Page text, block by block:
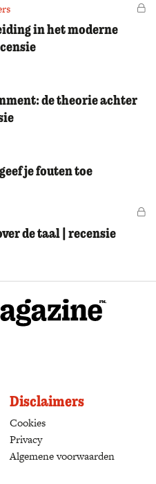
in het moderne
de theorie achter
je fouten toe
de taal | recensie
Disclaimers
Cookies
Privacy
Algemene voorwaarden